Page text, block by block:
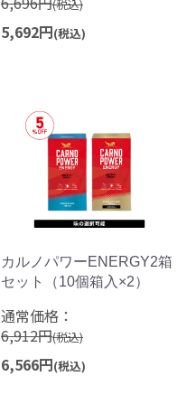
(税込)
5,692円(税込)
カルノパワーENERGY2箱
セット（10個箱入×2）
通常価格：
6,912円(税込)
6,566円(税込)